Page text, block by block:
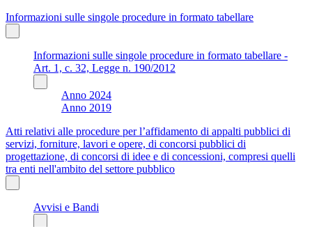
Informazioni sulle singole procedure in formato tabellare
Informazioni sulle singole procedure in formato tabellare -
Art. 1, c. 32, Legge n. 190/2012
Anno 2024
Anno 2019
Atti relativi alle procedure per l’affidamento di appalti pubblici di
servizi, forniture, lavori e opere, di concorsi pubblici di
progettazione, di concorsi di idee e di concessioni, compresi quelli
tra enti nell'ambito del settore pubblico
Avvisi e Bandi